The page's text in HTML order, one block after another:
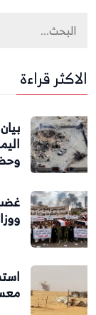
الاكثر قراءة